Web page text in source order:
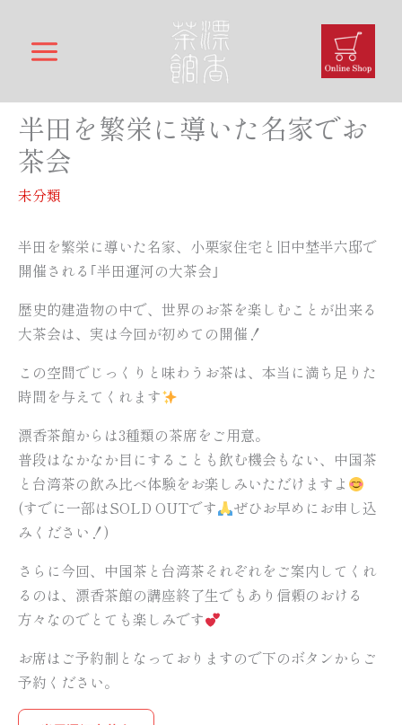
キ 半田を繁栄に導いた名家でお
茶会
未分類
半田を繁栄に導いた名家、小栗家住宅と旧中埜半六邸で
開催される｢半田運河の大茶会｣
歴史的建造物の中で、世界のお茶を楽しむことが出来る
大茶会は、実は今回が初めての開催！
この空間でじっくりと味わうお茶は、本当に満ち足りた
時間を与えてくれます
漂香茶館からは3種類の茶席をご用意。
普段はなかなか目にすることも飲む機会もない、中国茶
と台湾茶の飲み比べ体験をお楽しみいただけますよ
(すでに一部はSOLD OUTです
ぜひお早めにお申し込
みください！)
さらに今回、中国茶と台湾茶それぞれをご案内してくれ
るのは、漂香茶館の講座終了生でもあり信頼のおける
方々なのでとても楽しみです
お席はご予約制となっておりますので下のボタンからご
予約ください。